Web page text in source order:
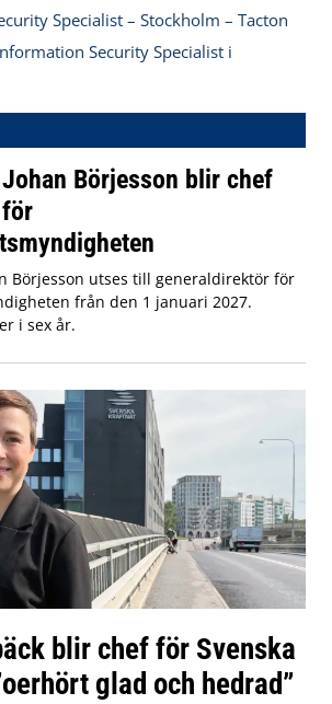
Specialist – Stockholm – Tacton
Security Specialist i
Johan Börjesson blir chef
för
Börjesson utses till generaldirektör för
från den 1 januari 2027.
i sex år.
blir chef för Svenska
glad och hedrad”